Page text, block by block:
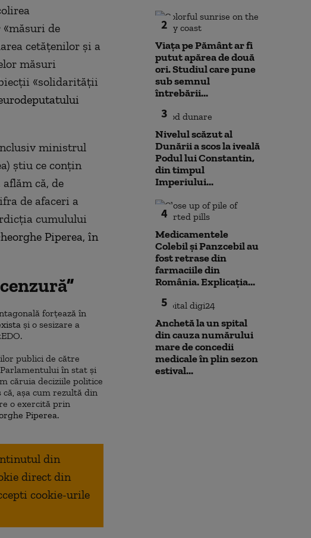
«măsuri de
cetățenilor și a
măsuri
«solidarității
ministrul
știu ce conțin
că, de
de afaceri a
cumulului
Piperea, în
”
forțează în
și o sesizare a
publici de către
în stat și
căruia deciziile politice
așa cum rezultă din
o exercită prin
Piperea.
din
direct din
cookie-urile
2
Viața pe Pământ ar fi
putut apărea de două
ori. Studiul care pune
sub semnul
întrebării...
3
Nivelul scăzut al
Dunării a scos la iveală
Podul lui Constantin,
din timpul
Imperiului...
4
Medicamentele
Colebil și Panzcebil au
fost retrase din
farmaciile din
România. Explicația...
5
Anchetă la un spital
din cauza numărului
mare de concedii
medicale în plin sezon
estival...